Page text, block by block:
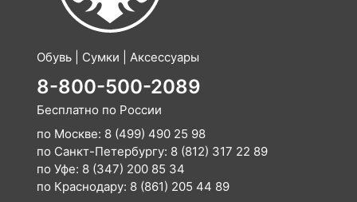
Обувь | Сумки | Аксессуары
8-800-500-2089
Бесплатно по России
по Москве: 8 (499) 490 25 98
по Санкт-Петербургу: 8 (812) 317 22 89
по Уфе: 8 (347) 200 85 34
по Краснодару: 8 (861) 205 44 89